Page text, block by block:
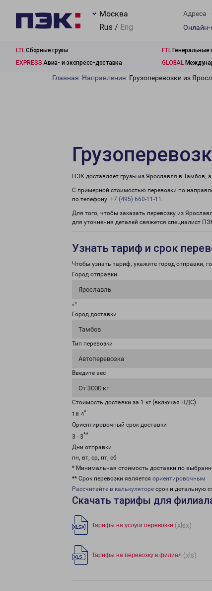
Москва
Rus / Eng
Адреса
Онлайн-
LTLСборные грузы FTLГенеральные
EXPRESS Авиа- и экспресс-доставка GLOBAL
Главная Направления Грузоперевозки из
ПЭК доставляет грузы из Ярославля в Тамбов,
С примерной стоимостью перевозки по
по телефону: +7 (495) 660-11-11 .
Для того, чтобы заказать перевозку из
для уточнения деталей свяжется специалист
Узнать тариф и срок
Чтобы узнать тариф, укажите город отправки,
Город отправки
Ярославль
⇄
Город доставки
Тамбов
Тип перевозки
Автоперевозка
Введите вес
От 3000 кг
Стоимость доставки за 1 кг (включая НДС)
18.4*
Ориентировочный срок доставки
3 - 3**
Дни отправки
пн, вт, ср, пт, сб
* Минимальная стоимость доставки по
** Срок перевозки является ориентировочным
Рассчитайте в калькуляторе срок и детальную
Скачать тарифы для
Тарифы на услуги перевозки (xlsx)
Тарифы на перевозку в филиал (xls)